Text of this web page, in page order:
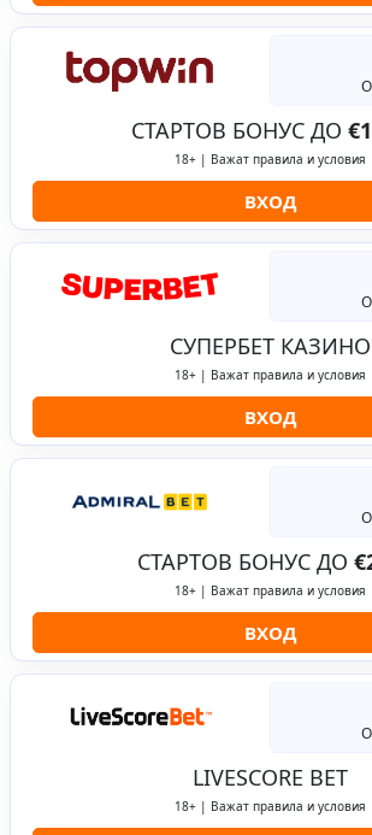
СТАРТОВ БОНУС ДО
18+ | Важат правила и условия
ВХОД
СУПЕРБЕТ КАЗИНО
18+ | Важат правила и условия
ВХОД
СТАРТОВ БОНУС ДО
18+ | Важат правила и условия
ВХОД
LIVESCORE BET
18+ | Важат правила и условия